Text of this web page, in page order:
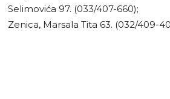
Selimovića 97. (033/407-660);
Zenica, Marsala Tita 63. (032/409-